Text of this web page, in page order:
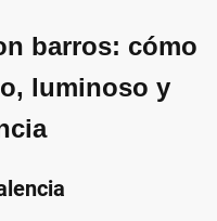
barros: cómo
luminoso y